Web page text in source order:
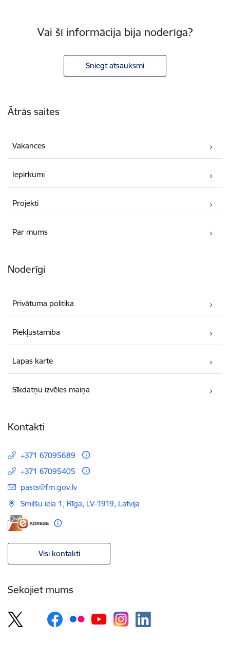
Vai šī informācija bija noderīga?
Sniegt atsauksmi
Ātrās saites
Vakances
Iepirkumi
Projekti
Par mums
Noderīgi
Privātuma politika
Piekļūstamība
Lapas karte
Sīkdatņu izvēles maiņa
Kontakti
+371 67095689
+371 67095405
E-pasts:
pasts@fm.gov.lv
Smilšu iela 1, Rīga, LV-1919, Latvija
Visi kontakti
Sekojiet mums